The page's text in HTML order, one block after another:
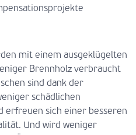
mit einem ausgeklügelten
Brennholz verbraucht
sind dank der
schädlichen
erfreuen sich einer besseren
Und wird weniger